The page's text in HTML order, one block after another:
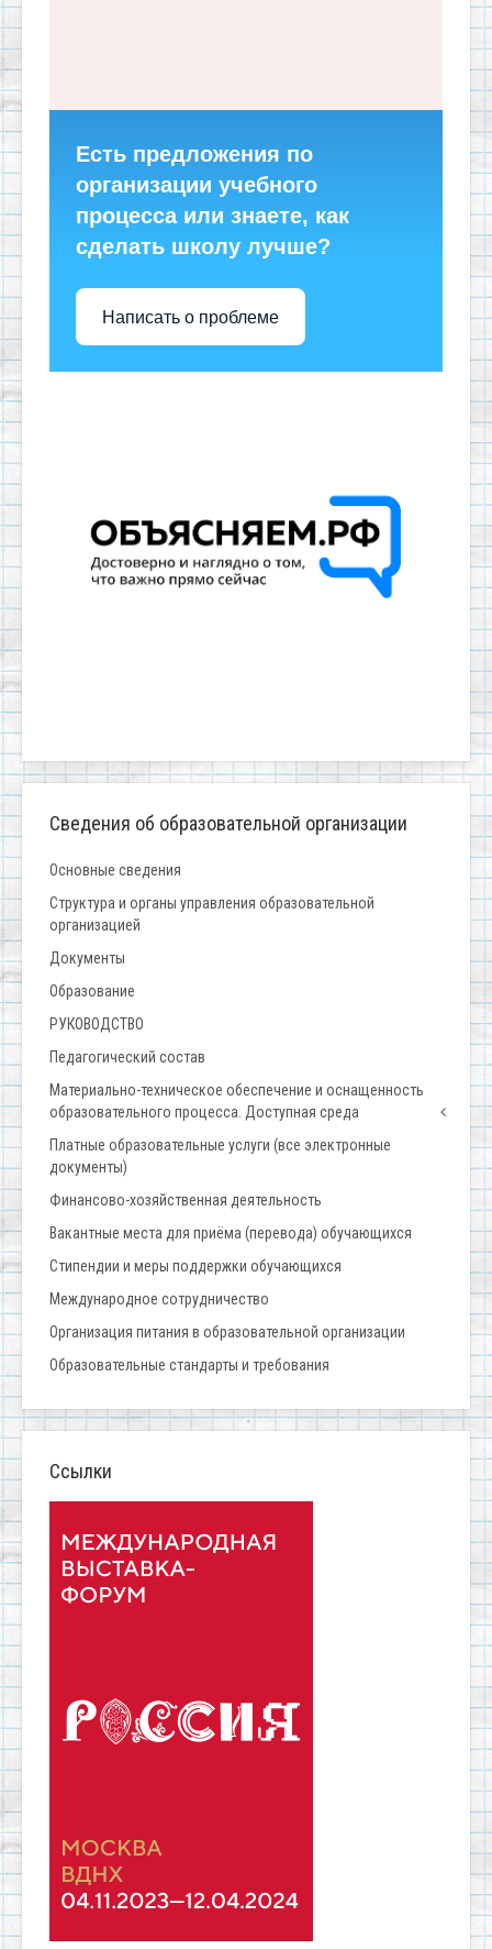
Есть предложения по
организации учебного
процесса или знаете, как
сделать школу лучше?
Написать о проблеме
Сведения об образовательной организации
Основные сведения
Структура и органы управления образовательной
организацией
Документы
Образование
РУКОВОДСТВО
Педагогический состав
Материально-техническое обеспечение и оснащенность
образовательного процесса. Доступная среда
Платные образовательные услуги (все электронные
документы)
Финансово-хозяйственная деятельность
Вакантные места для приёма (перевода) обучающихся
Стипендии и меры поддержки обучающихся
Международное сотрудничество
Организация питания в образовательной организации
Образовательные стандарты и требования
Ссылки